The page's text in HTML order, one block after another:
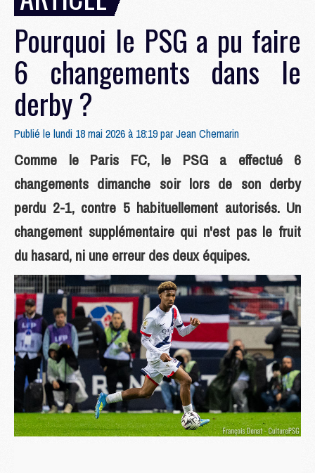
Pourquoi le PSG a pu faire
6 changements dans le
derby ?
Publié le lundi 18 mai 2026 à 18:19 parJean Chemarin
Comme le Paris FC, le PSG a effectué 6
changements dimanche soir lors de son derby
perdu 2-1, contre 5 habituellement autorisés. Un
changement supplémentaire qui n'est pas le fruit
du hasard, ni une erreur des deux équipes.